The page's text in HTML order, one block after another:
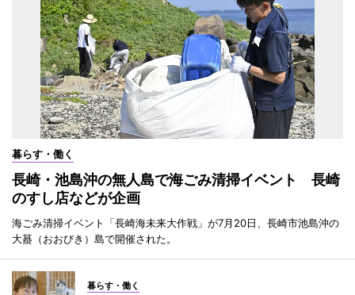
暮らす・働く
長崎・池島沖の無人島で海ごみ清掃イベント 長崎
のすし店などが企画
海ごみ清掃イベント「長崎海未来大作戦」が7月20日、長崎市池島沖の
大蟇（おおびき）島で開催された。
暮らす・働く